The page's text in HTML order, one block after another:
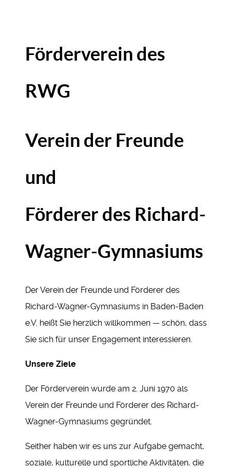
Förderverein des
RWG
Verein der Freunde
und
Förderer des Richard-
Wagner-Gymnasiums
Der Verein der Freunde und Förderer des
Richard-Wagner-Gymnasiums in Baden-Baden
e.V. heißt Sie herzlich willkommen — schön, dass
Sie sich für unser Engagement interessieren.
Unsere Ziele
Der Förderverein wurde am 2. Juni 1970 als
Verein der Freunde und Förderer des Richard-
Wagner-Gymnasiums gegründet.
Seither haben wir es uns zur Aufgabe gemacht,
soziale, kulturelle und sportliche Aktivitäten, die